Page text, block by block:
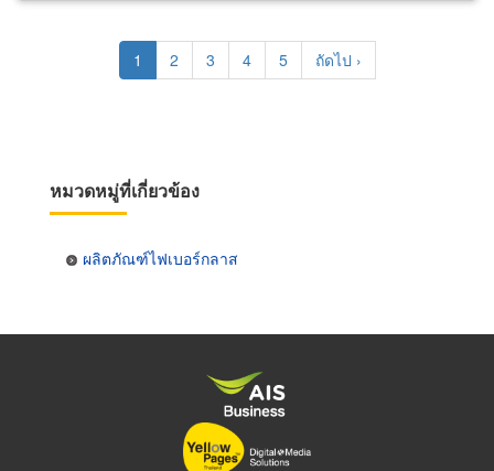
Pagination Current
page
1 Page
2 Page
3 Page
4 Page
5
Next
page
ถัดไป ›
หมวดหมู่ที่เกี่ยวข้อง
ผลิตภัณฑ์ไฟเบอร์กลาส